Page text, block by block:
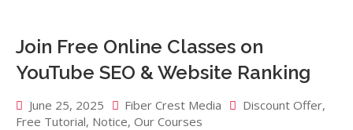
Join Free Online Classes on
YouTube SEO & Website Ranking
June 25, 2025 Fiber Crest Media Discount Offer,
Free Tutorial, Notice, Our Courses